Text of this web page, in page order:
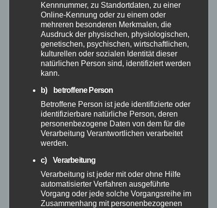
Oktober 2025
September 2025
August 2025
Juli 2025
Juni 2025
Mai 2025
April 2025
März 2025
Kennnummer, zu Standortdaten, zu einer
Online-Kennung oder zu einem oder
mehreren besonderen Merkmalen, die
Ausdruck der physischen, physiologischen,
genetischen, psychischen, wirtschaftlichen,
kulturellen oder sozialen Identität dieser
natürlichen Person sind, identifiziert werden
kann.
b) betroffene Person
Betroffene Person ist jede identifizierte oder
identifizierbare natürliche Person, deren
personenbezogene Daten von dem für die
Verarbeitung Verantwortlichen verarbeitet
werden.
c) Verarbeitung
Verarbeitung ist jeder mit oder ohne Hilfe
automatisierter Verfahren ausgeführte
Vorgang oder jede solche Vorgangsreihe im
Zusammenhang mit personenbezogenen